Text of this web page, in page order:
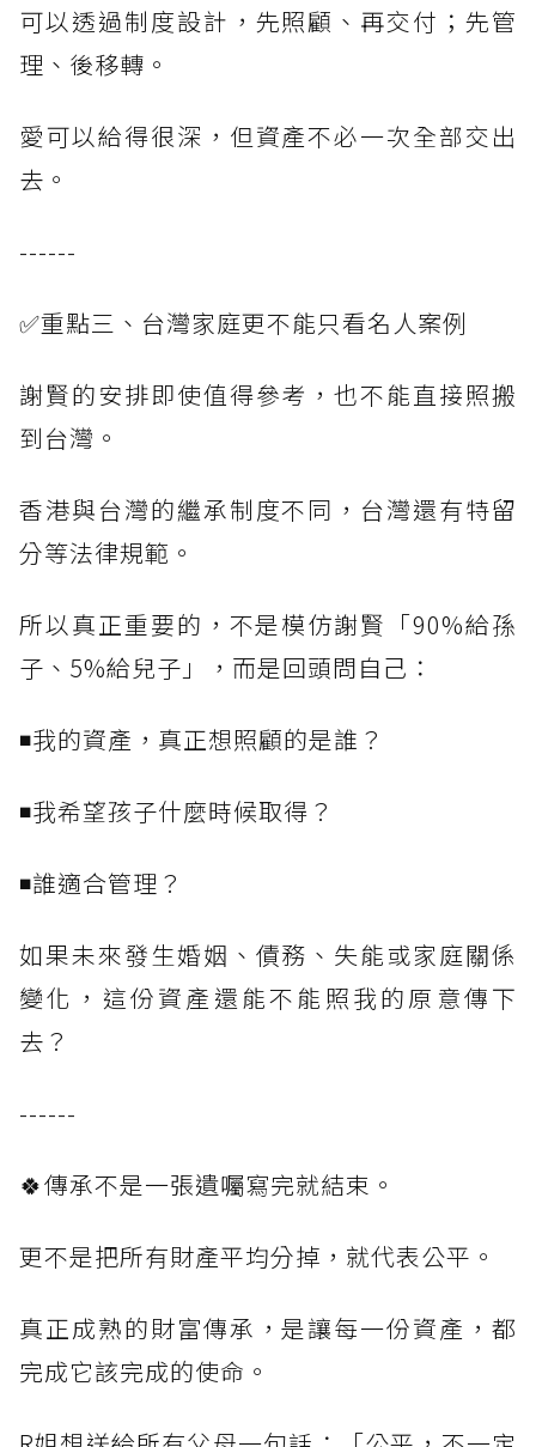
可以透過制度設計，先照顧、再交付；先管
理、後移轉。
愛可以給得很深，但資產不必一次全部交出
去。
------
✅重點三、台灣家庭更不能只看名人案例
謝賢的安排即使值得參考，也不能直接照搬
到台灣。
香港與台灣的繼承制度不同，台灣還有特留
分等法律規範。
所以真正重要的，不是模仿謝賢「90%給孫
子、5%給兒子」，而是回頭問自己：
◾我的資產，真正想照顧的是誰？
◾我希望孩子什麼時候取得？
◾誰適合管理？
如果未來發生婚姻、債務、失能或家庭關係
變化，這份資產還能不能照我的原意傳下
去？
------
🍀傳承不是一張遺囑寫完就結束。
更不是把所有財產平均分掉，就代表公平。
真正成熟的財富傳承，是讓每一份資產，都
完成它該完成的使命。